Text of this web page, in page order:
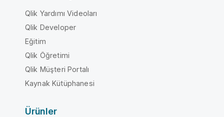
Qlik Yardımı Videoları
Qlik Developer
Eğitim
Qlik Öğretimi
Qlik Müşteri Portalı
Kaynak Kütüphanesi
Ürünler